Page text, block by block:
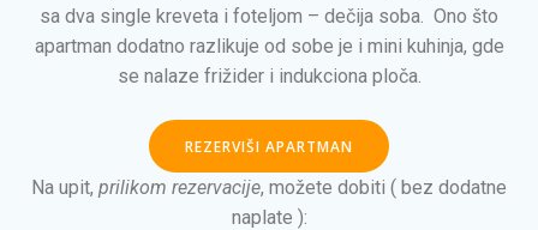
sa dva single kreveta i foteljom – dečija soba. Ono što
apartman dodatno razlikuje od sobe je i mini kuhinja, gde
se nalaze frižider i indukciona ploča.
REZERVIŠI APARTMAN
Na upit, prilikom rezervacije, možete dobiti ( bez dodatne
naplate ):